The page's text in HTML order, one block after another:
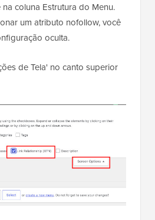
coluna Estrutura do Menu.
um atributo nofollow, você
oculta.
de Tela' no canto superior